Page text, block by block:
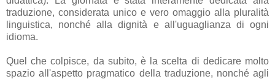
traduzione, considerata unico e vero omaggio alla pluralità
linguistica, nonché alla dignità e all'uguaglianza di ogni
idioma.
Quel che colpisce, da subito, è la scelta di dedicare molto
spazio all'aspetto pragmatico della traduzione, nonché agli